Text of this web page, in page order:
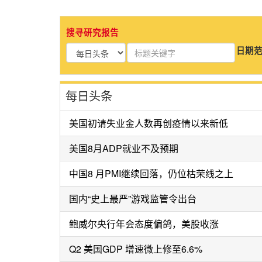
搜寻研究报告
日期
每日头条
美国初请失业金人数再创疫情以来新低
美国8月ADP就业不及预期
中国8 月PMI继续回落，仍位枯荣线之上
国内“史上最严”游戏监管令出台
鲍威尔央行年会态度偏鸽，美股收涨
Q2 美国GDP 增速微上修至6.6%